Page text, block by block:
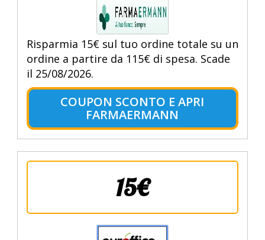
Risparmia 15€ sul tuo ordine totale su un
ordine a partire da 115€ di spesa. Scade
il 25/08/2026.
COUPON SCONTO E APRI
FARMAERMANN
15€